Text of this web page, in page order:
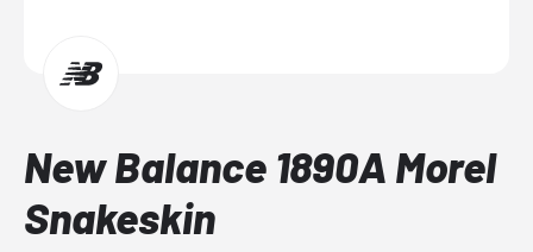
New Balance 1890A Morel
Snakeskin